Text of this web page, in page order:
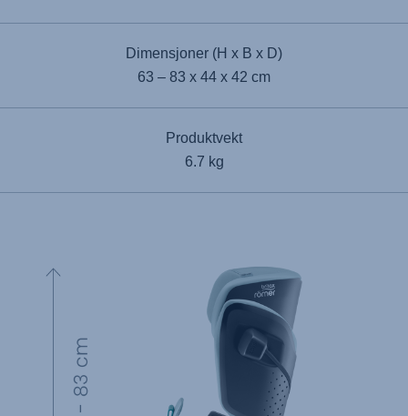
Dimensjoner (H x B x D)
63 – 83 x 44 x 42 cm
Produktvekt
6.7 kg